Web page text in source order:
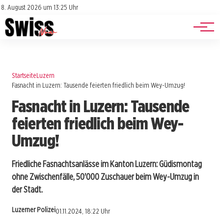
8. August 2026 um 13:25 Uhr
Impressum
Datenschutz
Jobs
Events
StartseiteLuzern
Fasnacht in Luzern: Tausende feierten friedlich beim Wey-Umzug!
Fasnacht in Luzern: Tausende
feierten friedlich beim Wey-
Umzug!
Friedliche Fasnachtsanlässe im Kanton Luzern: Güdismontag
ohne Zwischenfälle, 50'000 Zuschauer beim Wey-Umzug in
der Stadt.
Luzerner Polizei01.11.2024, 18:22 Uhr